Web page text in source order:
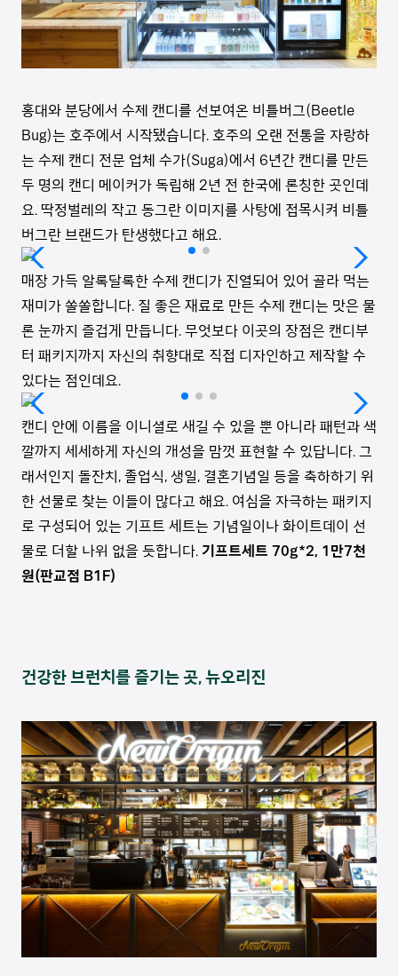
홍대와 분당에서 수제 캔디를 선보여온 비틀버그(Beetle
Bug)는 호주에서 시작됐습니다. 호주의 오랜 전통을 자랑하
는 수제 캔디 전문 업체 수가(Suga)에서 6년간 캔디를 만든
두 명의 캔디 메이커가 독립해 2년 전 한국에 론칭한 곳인데
요. 딱정벌레의 작고 동그란 이미지를 사탕에 접목시켜 비틀
버그란 브랜드가 탄생했다고 해요.
매장 가득 알록달록한 수제 캔디가 진열되어 있어 골라 먹는
재미가 쏠쏠합니다. 질 좋은 재료로 만든 수제 캔디는 맛은 물
론 눈까지 즐겁게 만듭니다. 무엇보다 이곳의 장점은 캔디부
터 패키지까지 자신의 취향대로 직접 디자인하고 제작할 수
있다는 점인데요.
캔디 안에 이름을 이니셜로 새길 수 있을 뿐 아니라 패턴과 색
깔까지 세세하게 자신의 개성을 맘껏 표현할 수 있답니다. 그
래서인지 돌잔치, 졸업식, 생일, 결혼기념일 등을 축하하기 위
한 선물로 찾는 이들이 많다고 해요. 여심을 자극하는 패키지
로 구성되어 있는 기프트 세트는 기념일이나 화이트데이 선
물로 더할 나위 없을 듯합니다. 기프트세트 70g*2, 1만7천
원(판교점 B1F)
건강한 브런치를 즐기는 곳, 뉴오리진